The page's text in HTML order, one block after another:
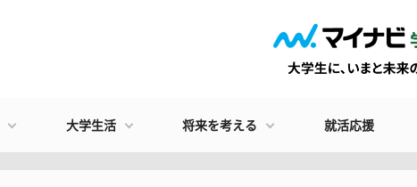
大学生活 将来を考える 就活応援